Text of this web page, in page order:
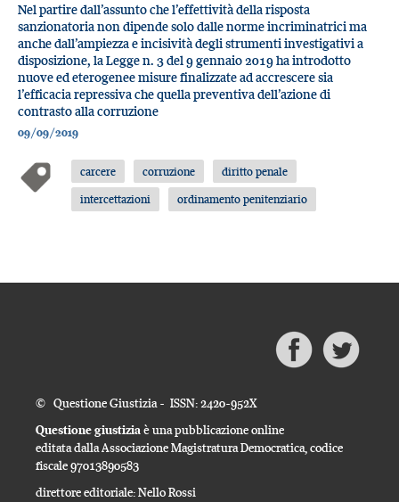
Nel partire dall’assunto che l’effettività della risposta
sanzionatoria non dipende solo dalle norme incriminatrici ma
anche dall’ampiezza e incisività degli strumenti investigativi a
disposizione, la Legge n. 3 del 9 gennaio 2019 ha introdotto
nuove ed eterogenee misure finalizzate ad accrescere sia
l’efficacia repressiva che quella preventiva dell’azione di
contrasto alla corruzione
09/09/2019
carcere corruzione
diritto penale
intercettazioni
ordinamento penitenziario
© Questione Giustizia - ISSN: 2420-952X
Questione giustizia è una pubblicazione online
editata dalla Associazione Magistratura Democratica, codice
fiscale 97013890583
direttore editoriale: Nello Rossi